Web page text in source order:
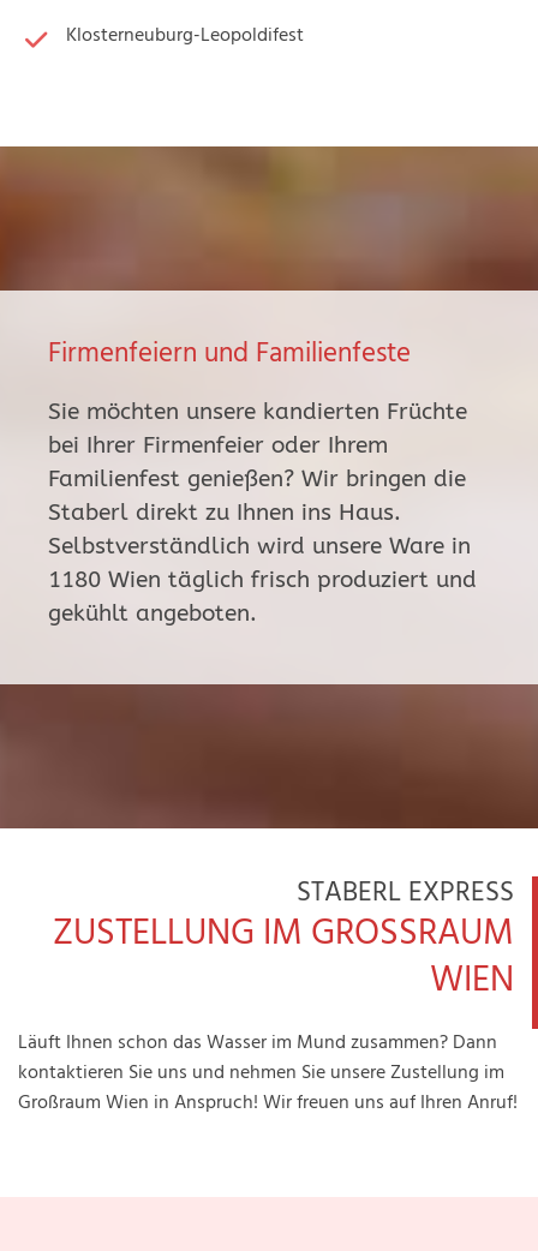
Klosterneuburg-Leopoldifest
Firmenfeiern und Familienfeste
Sie möchten unsere kandierten Früchte
bei Ihrer Firmenfeier oder Ihrem
Familienfest genießen? Wir bringen die
Staberl direkt zu Ihnen ins Haus.
Selbstverständlich wird unsere Ware in
1180 Wien täglich frisch produziert und
gekühlt angeboten.
STABERL EXPRESS
ZUSTELLUNG IM GROSSRAUM
WIEN
Läuft Ihnen schon das Wasser im Mund zusammen? Dann
kontaktieren Sie uns und nehmen Sie unsere Zustellung im
Großraum Wien in Anspruch! Wir freuen uns auf Ihren Anruf!